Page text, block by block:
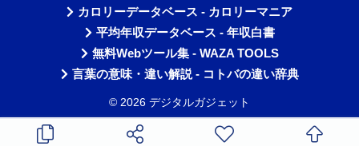
カロリーデータベース - カロリーマニア
平均年収データベース - 年収白書
無料Webツール集 - WAZA TOOLS
言葉の意味・違い解説 - コトバの違い辞典
© 2026 デジタルガジェット